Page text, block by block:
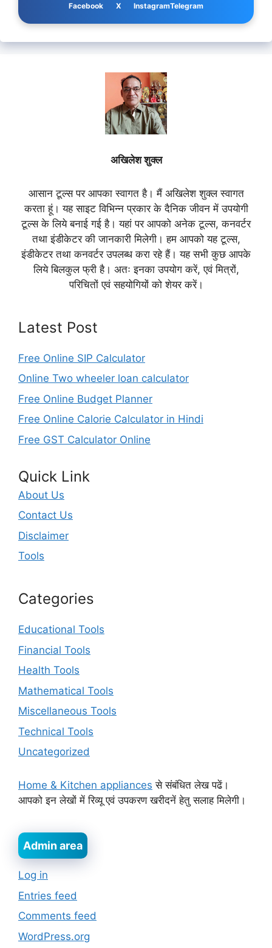
Facebook X InstagramTelegram
अखिलेश शुक्ल
आसान टूल्स पर आपका स्वागत है। मैं अखिलेश शुक्ल स्वागत
करता हूं। यह साइट विभिन्न प्रकार के दैनिक जीवन में उपयोगी
टूल्स के लिये बनाई गई है। यहां पर आपको अनेक टूल्स, कनवर्टर
तथा इंडीकेटर की जानकारी मिलेगी। हम आपको यह टूल्स,
इंडीकेटर तथा कनवर्टर उपलब्ध करा रहे हैं। यह सभी कुछ आपके
लिये बिलकुल फ्री है। अतः इनका उपयोग करें, एवं मित्रों,
परिचितों एवं सहयोगियों को शेयर करें।
Latest Post
Free Online SIP Calculator
Online Two wheeler loan calculator
Free Online Budget Planner
Free Online Calorie Calculator in Hindi
Free GST Calculator Online
Quick Link
About Us
Contact Us
Disclaimer
Tools
Categories
Educational Tools
Financial Tools
Health Tools
Mathematical Tools
Miscellaneous Tools
Technical Tools
Uncategorized
Home & Kitchen appliances से संबंधित लेख पढें।
आपको इन लेखों में रिव्यू एवं उपकरण खरीदनें हेतु सलाह मिलेगी।
Admin area
Log in
Entries feed
Comments feed
WordPress.org